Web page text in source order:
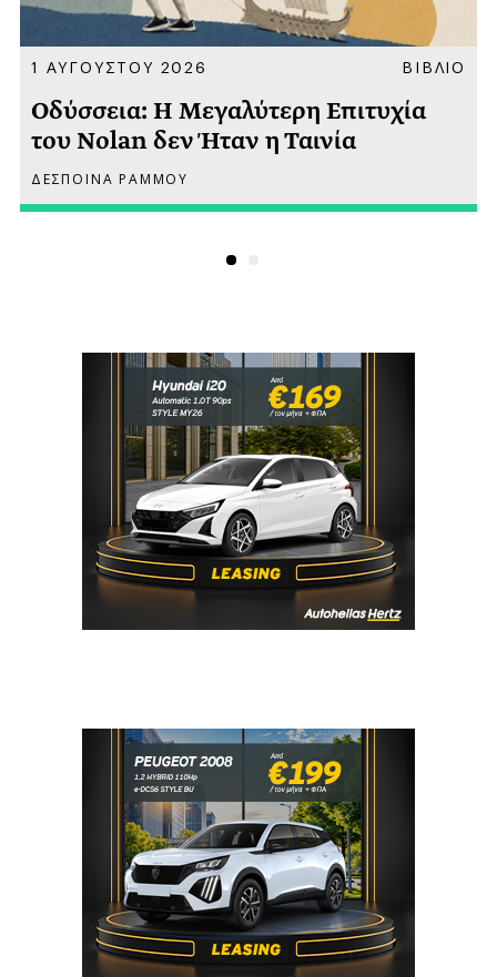
1 ΑΥΓΟΥΣΤΟΥ 2026 ΒΙΒΛΙΟ
Οδύσσεια: Η Μεγαλύτερη Επιτυχία
του Nolan δεν Ήταν η Ταινία
ΔΕΣΠΟΙΝΑ ΡΑΜΜΟΥ